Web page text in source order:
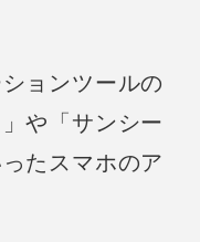
ョンツールの
や「サンシー
たスマホのア